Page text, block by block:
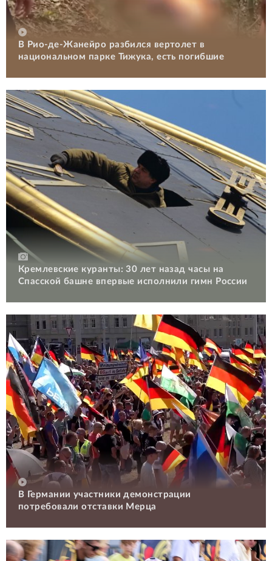
В Рио-де-Жанейро разбился вертолет в
национальном парке Тижука, есть погибшие
Кремлевские куранты: 30 лет назад часы на
Спасской башне впервые исполнили гимн России
В Германии участники демонстрации
потребовали отставки Мерца